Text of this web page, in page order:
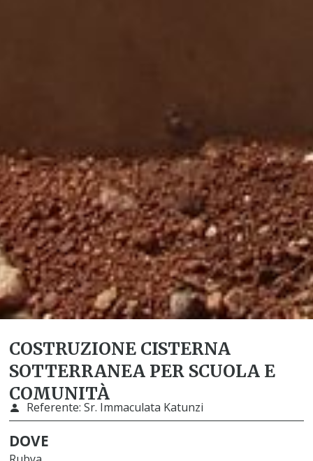
COSTRUZIONE CISTERNA
SOTTERRANEA PER SCUOLA E
COMUNITÀ
Referente:Sr. Immaculata Katunzi
DOVE